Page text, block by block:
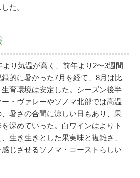
た。
より気温が高く、前年より2〜3週間
的に暑かった7月を経て、8月は比
育環境は安定した。シーズン後半
・ヴァレーやソノマ北部では高温
暑さの合間に涼しい日もあり、果
深めていった。白ワインはよりト
生き生きとした果実味と複雑さ、
じさせるソノマ・コーストらしい